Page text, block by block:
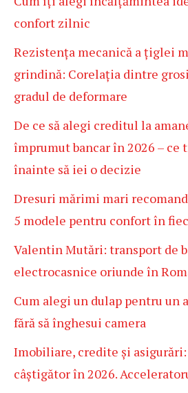
confort zilnic
Rezistența mecanică a țiglei
grindină: Corelația dintre
gradul de deformare
De ce să alegi creditul la
împrumut bancar în 2026 – ce
înainte să iei o decizie
Dresuri mărimi mari
5 modele pentru confort în
Valentin Mutări: transport de
electrocasnice oriunde în
Cum alegi un dulap pentru un
fără să înghesui camera
Imobiliare, credite și
câștigător în 2026.